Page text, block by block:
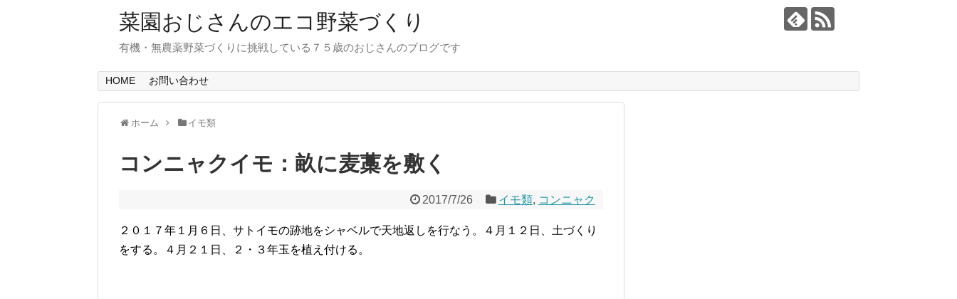
菜園おじさんのエコ野菜づくり
有機・無農薬野菜づくりに挑戦している７５歳のおじさんのブログです
HOME お問い合わせ
ホーム イモ類
コンニャクイモ：畝に麦藁を敷く
2017/7/26 イモ類, コンニャク
２０１７年１月６日、サトイモの跡地をシャベルで天地返しを行なう。４月１２日、土づくり
をする。４月２１日、２・３年玉を植え付ける。